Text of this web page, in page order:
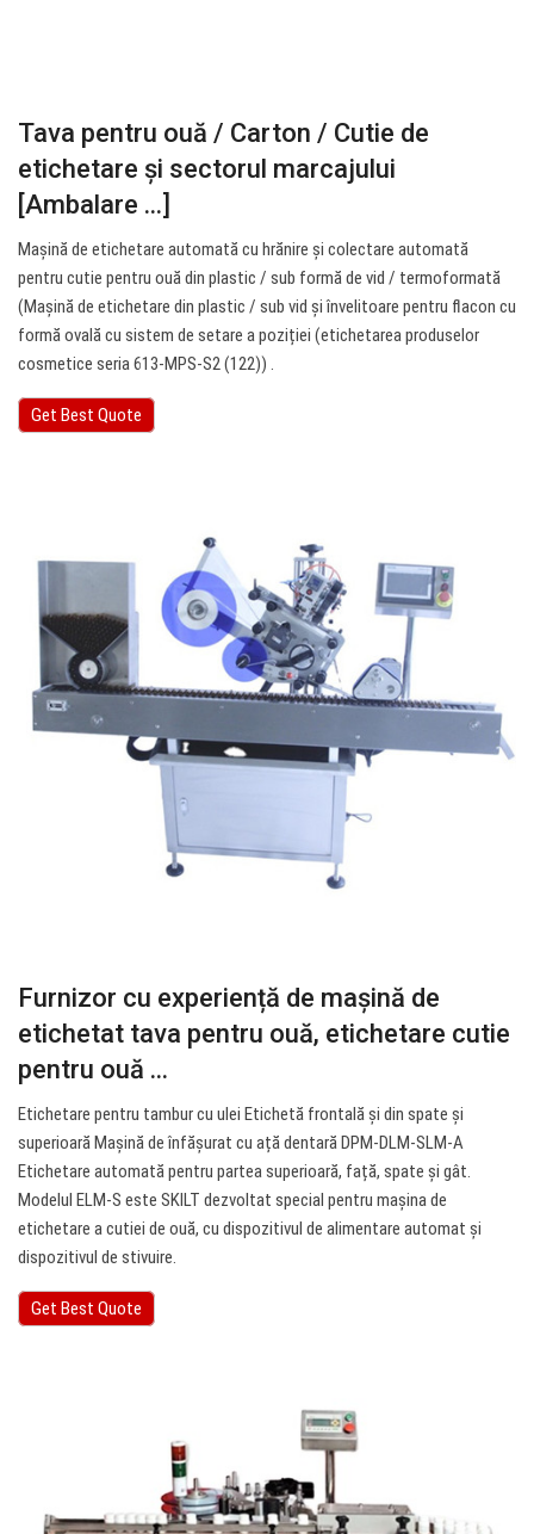
Tava pentru ouă / Carton / Cutie de
etichetare și sectorul marcajului
[Ambalare ...]
Mașină de etichetare automată cu hrănire și colectare automată
pentru cutie pentru ouă din plastic / sub formă de vid / termoformată
(Mașină de etichetare din plastic / sub vid și învelitoare pentru flacon cu
formă ovală cu sistem de setare a poziției (etichetarea produselor
cosmetice seria 613-MPS-S2 (122)) .
Get Best Quote
Furnizor cu experiență de mașină de
etichetat tava pentru ouă, etichetare cutie
pentru ouă ...
Etichetare pentru tambur cu ulei Etichetă frontală și din spate și
superioară Mașină de înfășurat cu ață dentară DPM-DLM-SLM-A
Etichetare automată pentru partea superioară, față, spate și gât.
Modelul ELM-S este SKILT dezvoltat special pentru mașina de
etichetare a cutiei de ouă, cu dispozitivul de alimentare automat și
dispozitivul de stivuire.
Get Best Quote